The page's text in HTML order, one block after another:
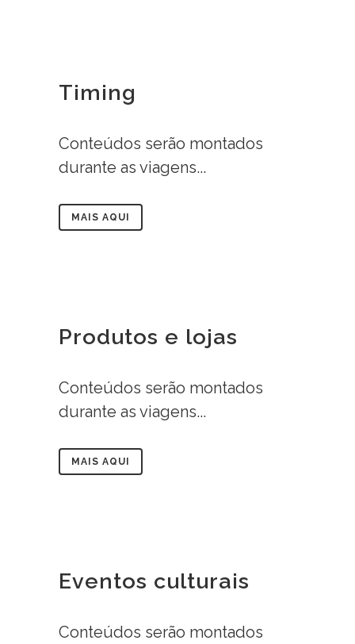
Timing
Conteúdos serão montados
durante as viagens...
MAIS AQUI
Produtos e lojas
Conteúdos serão montados
durante as viagens...
MAIS AQUI
Eventos culturais
Conteúdos serão montados